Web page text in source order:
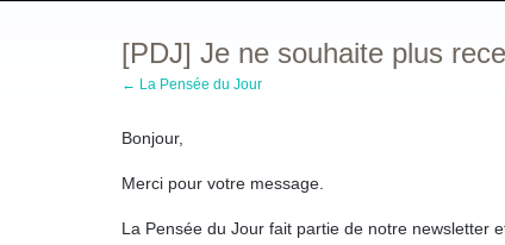
[PDJ] Je ne souhaite plus
← La Pensée du Jour
Bonjour,
Merci pour votre message.
La Pensée du Jour fait partie de notre newsletter